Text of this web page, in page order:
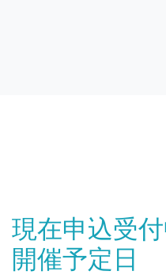
現在申込受
開催予定日